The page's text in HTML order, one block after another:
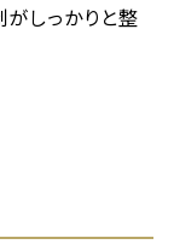
しっかりと整